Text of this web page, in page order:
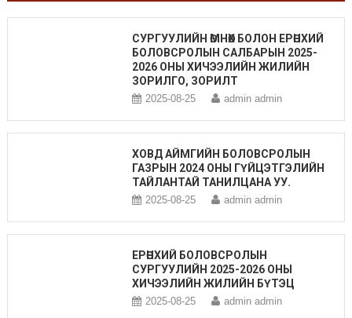
СУРГУУЛИЙН ӨМНӨХ БОЛОН ЕРӨНХИЙ
БОЛОВСРОЛЫН САЛБАРЫН 2025-
2026 ОНЫ ХИЧЭЭЛИЙН ЖИЛИЙН
ЗОРИЛГО, ЗОРИЛТ
2025-08-25 admin admin
ХОВД АЙМГИЙН БОЛОВСРОЛЫН
ГАЗРЫН 2024 ОНЫ ГҮЙЦЭТГЭЛИЙН
ТАЙЛАНТАЙ ТАНИЛЦАНА УУ.
2025-08-25 admin admin
ЕРӨНХИЙ БОЛОВСРОЛЫН
СУРГУУЛИЙН 2025-2026 ОНЫ
ХИЧЭЭЛИЙН ЖИЛИЙН БҮТЭЦ
2025-08-25 admin admin